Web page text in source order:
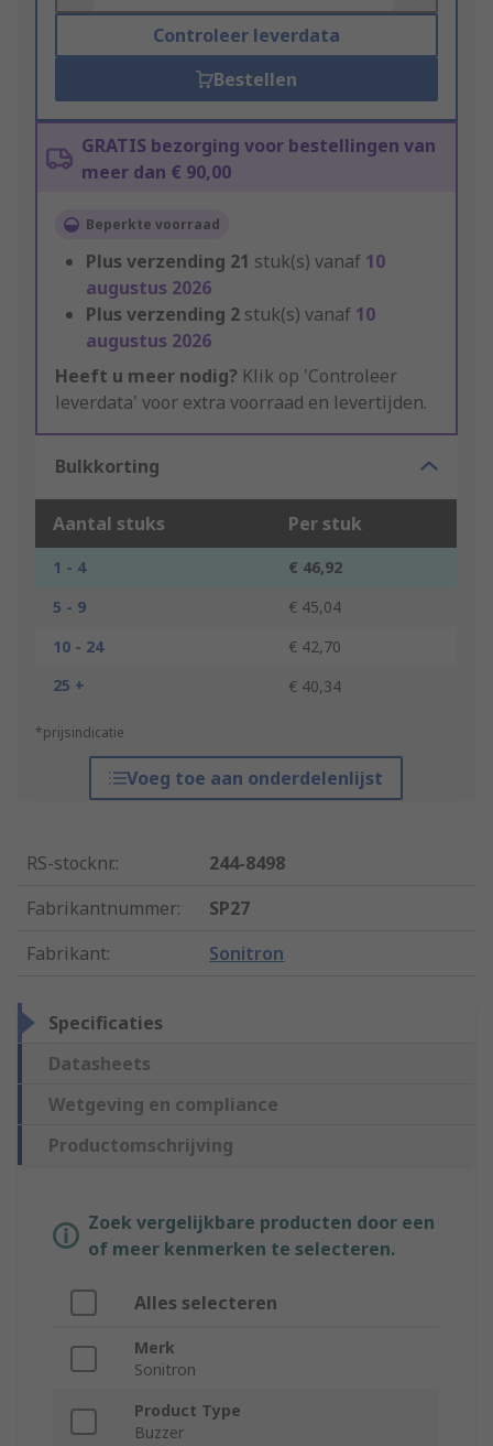
Controleer leverdata
Bestellen
GRATIS bezorging voor bestellingen van
meer dan € 90,00
Beperkte voorraad
Plus verzending 21 stuk(s) vanaf 10
augustus 2026
Plus verzending 2 stuk(s) vanaf 10
augustus 2026
Heeft u meer nodig? Klik op 'Controleer
leverdata' voor extra voorraad en levertijden.
Bulkkorting
Aantal stuks Per stuk
1 - 4
€ 46,92
5 - 9
€ 45,04
10 - 24
€ 42,70
25 +
€ 40,34
*prijsindicatie
Voeg toe aan onderdelenlijst
RS-stocknr.:
244-8498
Fabrikantnummer:
SP27
Fabrikant: Sonitron
Specificaties
Datasheets
Wetgeving en compliance
Productomschrijving
Zoek vergelijkbare producten door een
of meer kenmerken te selecteren.
Alles selecteren
Merk
Sonitron
Product Type
Buzzer